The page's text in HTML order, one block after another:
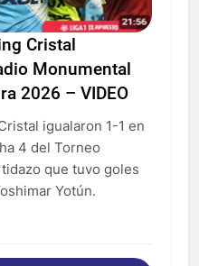
Cristal
Monumental
2026 – VIDEO
igualaron 1-1 en
4 del Torneo
que tuvo goles
Yotún.